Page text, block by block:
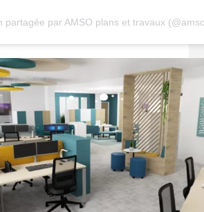
partagée par AMSO plans et travaux